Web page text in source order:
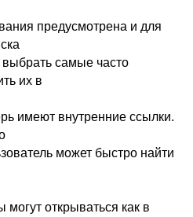
предусмотрена и для
самые часто
их в
имеют внутренние ссылки.
может быстро найти
открываться как в